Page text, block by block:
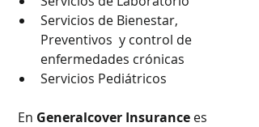
Servicios de Bienestar,
Preventivos  y control de
enfermedades crónicas
Servicios Pediátricos
En Generalcover Insurance es